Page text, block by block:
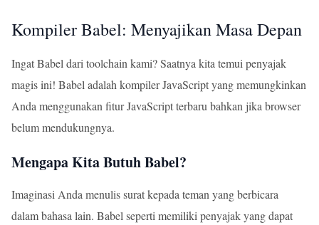
Kompiler Babel: Menyajikan Masa Depan
Ingat Babel dari toolchain kami? Saatnya kita temui penyajak
magis ini! Babel adalah kompiler JavaScript yang memungkinkan
Anda menggunakan fitur JavaScript terbaru bahkan jika browser
belum mendukungnya.
Mengapa Kita Butuh Babel?
Imaginasi Anda menulis surat kepada teman yang berbicara
dalam bahasa lain. Babel seperti memiliki penyajak yang dapat